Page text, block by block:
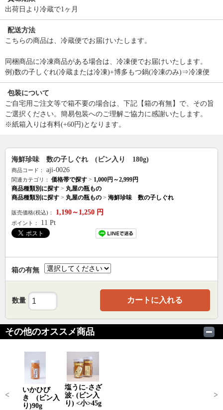
出荷日より冷蔵で1ヶ月
配送方法
こちらの商品は、冷蔵便でお届けいたします。
同梱商品に冷凍商品がある場合は、冷凍便でお届けいたします。
例)数の子しぐれ(冷蔵または冷凍)+博多もつ鍋(冷凍のみ)⇒冷凍便
包装について
ご自宅用ご注文等で箱不要の場合は、下記【箱の有無】で、その旨
ご選択ください。簡易包装へのご理解ご協力に感謝いたします。
※紙箱入りは有料(+60円)となります。
海鮮珍味 数の子しぐれ (ビン入り 180g)
商品コード： aji-0026
関連カテゴリ： 価格帯で探す > 1,000円～2,999円
商品種類別に探す > 丸屋の瓶もの
商品種類別に探す > 丸屋の瓶もの > 海鮮珍味 数の子しぐれ
販売価格(税込)： 1,190～1,250 円
ポイント： 11 Pt
箱の有無
数量 カートに入れる
その他のオススメ商品
いかひび
き (ビン入
り)90g
塩うに-さざ
波- (ビン入
り) <小>45g
< >